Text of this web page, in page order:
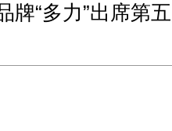
牌“多力”出席第